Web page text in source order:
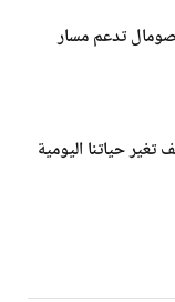
تدعم مسار
تغير حياتنا اليومية